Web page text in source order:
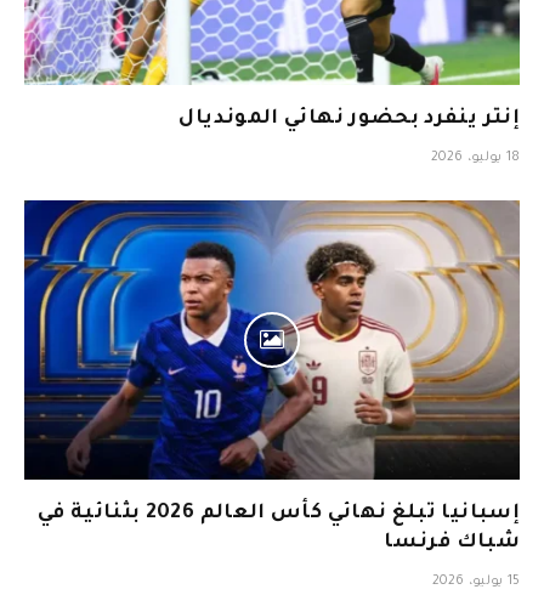
إنتر ينفرد بحضور نهائي المونديال
18 يوليو، 2026
إسبانيا تبلغ نهائي كأس العالم 2026 بثنائية في
شباك فرنسا
15 يوليو، 2026